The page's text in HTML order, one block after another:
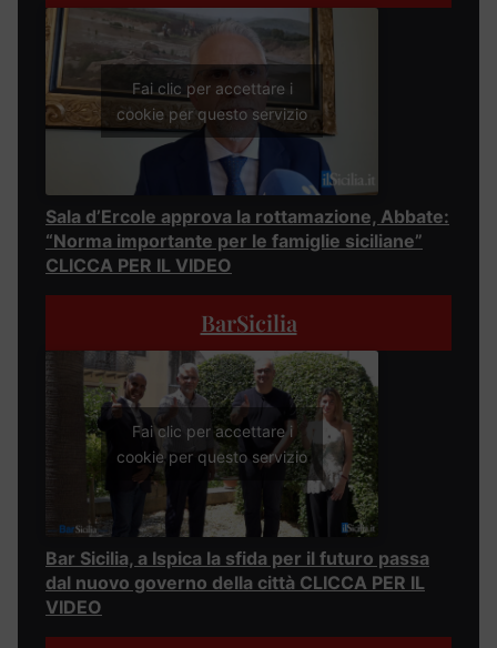
Fai clic per accettare i
cookie per questo servizio
Sala d’Ercole approva la rottamazione, Abbate:
“Norma importante per le famiglie siciliane”
CLICCA PER IL VIDEO
BarSicilia
Fai clic per accettare i
cookie per questo servizio
Bar Sicilia, a Ispica la sfida per il futuro passa
dal nuovo governo della città CLICCA PER IL
VIDEO